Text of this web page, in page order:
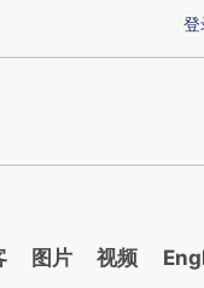
炼总结而成，可能与原
登
图片 视频